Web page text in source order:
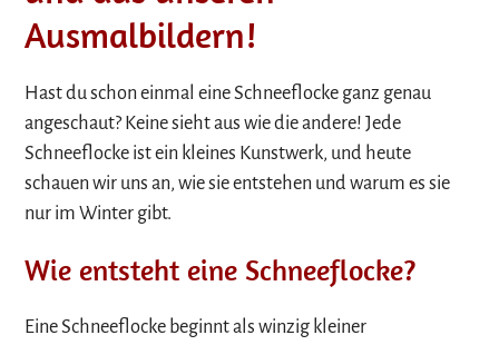
Ausmalbildern!
Hast du schon einmal eine Schneeflocke ganz genau
angeschaut? Keine sieht aus wie die andere! Jede
Schneeflocke ist ein kleines Kunstwerk, und heute
schauen wir uns an, wie sie entstehen und warum es sie
nur im Winter gibt.
Wie entsteht eine Schneeflocke?
Eine Schneeflocke beginnt als winzig kleiner